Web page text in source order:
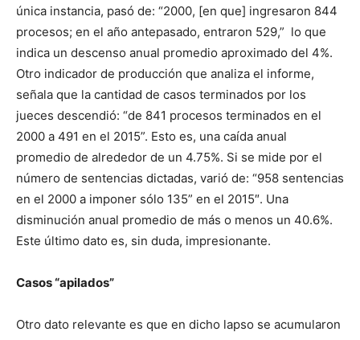
única instancia, pasó de: “2000, [en que] ingresaron 844
procesos; en el año antepasado, entraron 529,” lo que
indica un descenso anual promedio aproximado del 4%.
Otro indicador de producción que analiza el informe,
señala que la cantidad de casos terminados por los
jueces descendió: “de 841 procesos terminados en el
2000 a 491 en el 2015”. Esto es, una caída anual
promedio de alrededor de un 4.75%. Si se mide por el
número de sentencias dictadas, varió de: “958 sentencias
en el 2000 a imponer sólo 135” en el 2015″. Una
disminución anual promedio de más o menos un 40.6%.
Este último dato es, sin duda, impresionante.
Casos “apilados”
Otro dato relevante es que en dicho lapso se acumularon